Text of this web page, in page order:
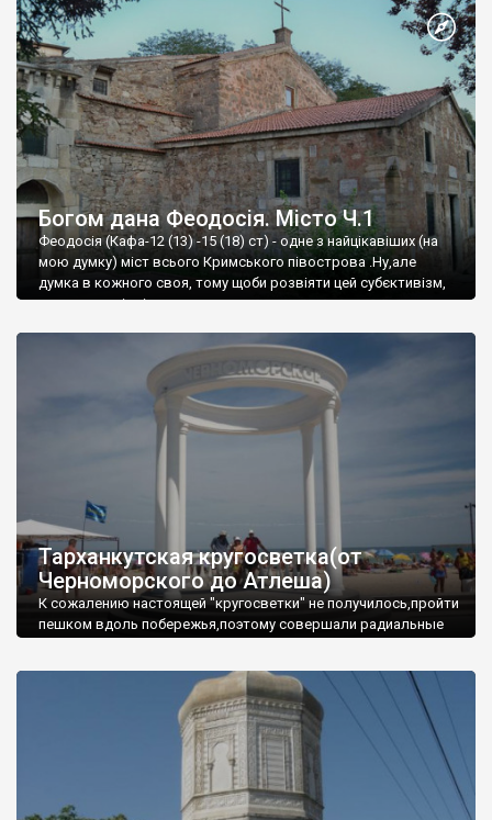
Богом дана Феодосія. Місто Ч.1
Феодосія (Кафа-12 (13) -15 (18) ст) - одне з найцікавіших (на
мою думку) міст всього Кримського півострова .Ну,але
думка в кожного своя, тому щоби розвіяти цей субєктивізм,
запрошую відвідати це
Тарханкутская кругосветка(от
Черноморского до Атлеша)
К сожалению настоящей "кругосветки" не получилось,пройти
пешком вдоль побережья,поэтому совершали радиальные